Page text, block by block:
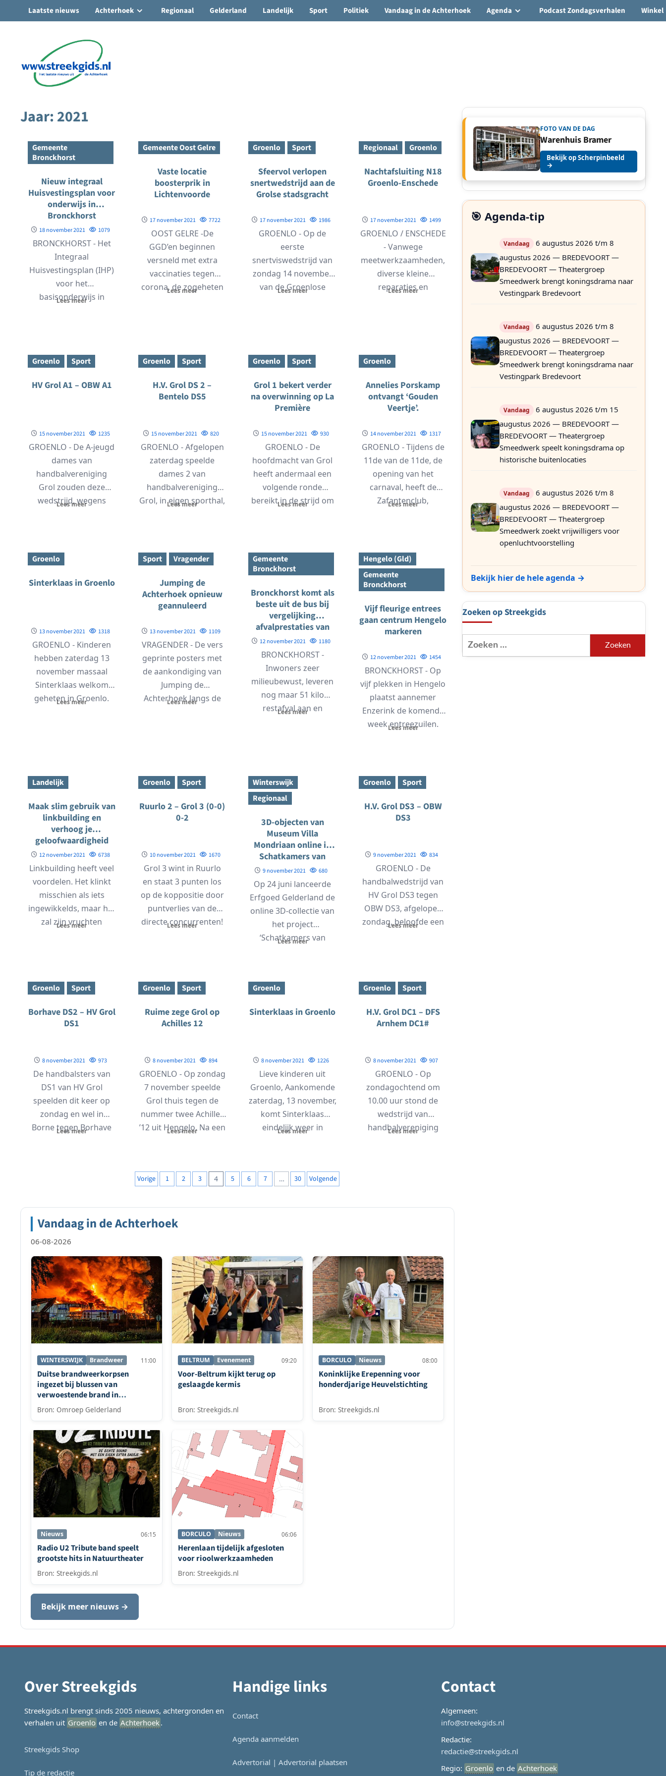
🌤️ Groenlo:23°C • Vandaag 15° / 24°
Ga
inhoud
Laatste nieuws Achterhoek Regionaal Gelderland Landelijk Sport Politiek Vandaag in de Achterhoek Agenda Podcast Zondagsverhalen Winkel
Jaar: 2021
Gemeente
Bronckhorst
Nieuw integraal
Huisvestingsplan voor
onderwijs in
Bronckhorst
18 november 2021 1079
BRONCKHORST - Het
Integraal
Huisvestingsplan (IHP)
voor het
basisonderwijs in
Lees meer
Gemeente Oost Gelre
Vaste locatie
boosterprik in
Lichtenvoorde
17 november 2021 7722
OOST GELRE -De
GGD’en beginnen
versneld met extra
vaccinaties tegen
corona, de zogeheten
Lees meer
Groenlo Sport
Sfeervol verlopen
snertwedstrijd aan de
Grolse stadsgracht
17 november 2021 1986
GROENLO - Op de
eerste
snertviswedstrijd van
zondag 14 november
van de Groenlose
Lees meer
Regionaal Groenlo
Nachtafsluiting N18
Groenlo-Enschede
17 november 2021 1499
GROENLO / ENSCHEDE
- Vanwege
meetwerkzaamheden,
diverse kleine
reparaties en
Lees meer
Groenlo Sport
HV Grol A1 – OBW A1
15 november 2021 1235
GROENLO - De A-jeugd
dames van
handbalvereniging
Grol zouden deze
wedstrijd, wegens
Maar...
Lees meer
Groenlo Sport
H.V. Grol DS 2 –
Bentelo DS5
15 november 2021 820
GROENLO - Afgelopen
zaterdag speelde
dames 2 van
handbalvereniging
Grol, in eigen sporthal,
Lees meer
Groenlo Sport
Grol 1 bekert verder
na overwinning op La
Première
15 november 2021 930
GROENLO - De
hoofdmacht van Grol
heeft andermaal een
volgende ronde
bereikt in de strijd om
Lees meer
Groenlo
Annelies Porskamp
ontvangt ‘Gouden
Veertje’.
14 november 2021 1317
GROENLO - Tijdens de
11de van de 11de, de
opening van het
carnaval, heeft de
Zafantenclub,
Lees meer
Groenlo
Sinterklaas in Groenlo
13 november 2021 1318
GROENLO - Kinderen
hebben zaterdag 13
november massaal
Sinterklaas welkom
geheten in Groenlo.
Lees meer
Sport Vragender
Jumping de
Achterhoek opnieuw
geannuleerd
13 november 2021 1109
VRAGENDER - De vers
geprinte posters met
de aankondiging van
Jumping de
Achterhoek langs de
Lees meer
Gemeente
Bronckhorst
Bronckhorst komt als
beste uit de bus bij
vergelijking
afvalprestaties van
gemeenten
12 november 2021 1180
BRONCKHORST -
Inwoners zeer
milieubewust, leveren
nog maar 51 kilo
restafval aan en
Lees meer
Hengelo (Gld)
Gemeente
Bronckhorst
Vijf fleurige entrees
gaan centrum Hengelo
markeren
12 november 2021 1454
BRONCKHORST - Op
vijf plekken in Hengelo
plaatst aannemer
Enzerink de komende
week entreezuilen.
Lees meer
Landelijk
Maak slim gebruik van
linkbuilding en
verhoog je
geloofwaardigheid
12 november 2021 6738
Linkbuilding heeft veel
voordelen. Het klinkt
misschien als iets
ingewikkelds, maar het
zal zijn vruchten
Lees meer
Groenlo Sport
Ruurlo 2 – Grol 3 (0-0)
0-2
10 november 2021 1670
Grol 3 wint in Ruurlo
en staat 3 punten los
op de koppositie door
puntverlies van de
directe concurrenten!
Lees meer
Winterswijk
Regionaal
3D-objecten van
Museum Villa
Mondriaan online in
Schatkamers van
Gelderland
9 november 2021 680
Op 24 juni lanceerde
Erfgoed Gelderland de
online 3D-collectie van
het project
‘Schatkamers van
Lees meer
Groenlo Sport
H.V. Grol DS3 – OBW
DS3
9 november 2021 834
GROENLO - De
handbalwedstrijd van
HV Grol DS3 tegen
OBW DS3, afgelopen
zondag, beloofde een
Lees meer
Groenlo Sport
Borhave DS2 – HV Grol
DS1
8 november 2021 973
De handbalsters van
DS1 van HV Grol
speelden dit keer op
zondag en wel in
Borne tegen Borhave
Lees meer
Groenlo Sport
Ruime zege Grol op
Achilles 12
8 november 2021 894
GROENLO - Op zondag
7 november speelde
Grol thuis tegen de
nummer twee Achilles
’12 uit Hengelo. Na een
Lees meer
Groenlo
Sinterklaas in Groenlo
8 november 2021 1226
Lieve kinderen uit
Groenlo, Aankomende
zaterdag, 13 november,
komt Sinterklaas
eindelijk weer in
Lees meer
Groenlo Sport
H.V. Grol DC1 – DFS
Arnhem DC1#
8 november 2021 907
GROENLO - Op
zondagochtend om
10.00 uur stond de
wedstrijd van
handbalvereniging
Lees meer
Berichten
Vorige 1 2 3 4 5 6 7 … 30 Volgende
Vandaag in de Achterhoek
06-08-2026
WINTERSWIJK Brandweer 11:00
Duitse brandweerkorpsen
ingezet bij blussen van
verwoestende brand in
Winterswijk
Bron: Omroep Gelderland
BELTRUM Evenement 09:20
Voor-Beltrum kijkt terug op
geslaagde kermis
Bron: Streekgids.nl
BORCULO Nieuws 08:00
Koninklijke Erepenning voor
honderdjarige Heuvelstichting
Bron: Streekgids.nl
Nieuws 06:15
Radio U2 Tribute band speelt
grootste hits in Natuurtheater
Bron: Streekgids.nl
BORCULO Nieuws 06:06
Herenlaan tijdelijk afgesloten
voor rioolwerkzaamheden
Bron: Streekgids.nl
Bekijk meer nieuws →
FOTO VAN DE DAG
Warenhuis Bramer
Bekijk op Scherpinbeeld
→
🎯 Agenda-tip
Vandaag
6 augustus 2026 t/m 8
augustus 2026 — BREDEVOORT —
BREDEVOORT — Theatergroep
Smeedwerk brengt koningsdrama naar
Vestingpark Bredevoort
Vandaag
6 augustus 2026 t/m 8
augustus 2026 — BREDEVOORT —
BREDEVOORT — Theatergroep
Smeedwerk brengt koningsdrama naar
Vestingpark Bredevoort
Vandaag
6 augustus 2026 t/m 15
augustus 2026 — BREDEVOORT —
BREDEVOORT — Theatergroep
Smeedwerk speelt koningsdrama op
historische buitenlocaties
Vandaag
6 augustus 2026 t/m 8
augustus 2026 — BREDEVOORT —
BREDEVOORT — Theatergroep
Smeedwerk zoekt vrijwilligers voor
openluchtvoorstelling
Bekijk hier de hele agenda →
Zoeken op Streekgids
Zoeken
naar:
Over Streekgids
Streekgids.nl brengt sinds 2005 nieuws, achtergronden en
verhalen uit Groenlo en de Achterhoek.
Streekgids Shop
Tip de redactie
Handige links
Contact
Agenda aanmelden
Advertorial | Advertorial plaatsen
Contact
Algemeen:
info@streekgids.nl
Redactie:
redactie@streekgids.nl
Regio: Groenlo en de Achterhoek